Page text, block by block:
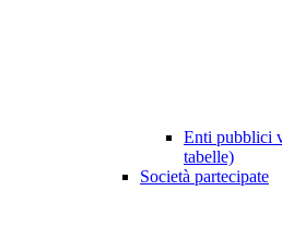
Enti pubblici
tabelle)
Società partecipate